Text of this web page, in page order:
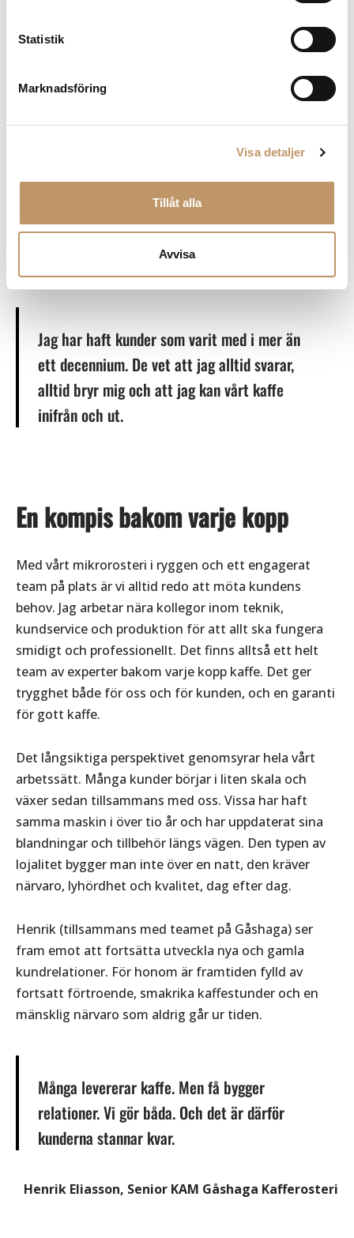
Statistik
Marknadsföring
Visa detaljer
Tillåt alla
Avvisa
anställda, eller att anpassa bönblandningen till en
butik med mycket take away. Visionen är alltid
densamma – att skapa en bättre kaffeupplevelse
(som överträffar kundens förväntan).
genom förändringar och i takt med kundens
utveckling. Vi rostar vårt eget kaffe i små partier,
anpassar varje maskin efter den specifika
bönblandningen och ser till att servicen fungerar
sömlöst. Kunden får inte bara kaffe – de får en hel
Jag har haft kunder som varit med i mer än
ett decennium. De vet att jag alltid svarar,
alltid bryr mig och att jag kan vårt kaffe
inifrån och ut.
En kompis bakom varje kopp
Med vårt mikrorosteri i ryggen och ett engagerat
team på plats är vi alltid redo att möta kundens
behov. Jag arbetar nära kollegor inom teknik,
kundservice och produktion för att allt ska fungera
smidigt och professionellt. Det finns alltså ett helt
team av experter bakom varje kopp kaffe. Det ger
trygghet både för oss och för kunden, och en garanti
för gott kaffe.
Det långsiktiga perspektivet genomsyrar hela vårt
arbetssätt. Många kunder börjar i liten skala och
växer sedan tillsammans med oss. Vissa har haft
samma maskin i över tio år och har uppdaterat sina
blandningar och tillbehör längs vägen. Den typen av
lojalitet bygger man inte över en natt, den kräver
närvaro, lyhördhet och kvalitet, dag efter dag.
Henrik (tillsammans med teamet på Gåshaga) ser
fram emot att fortsätta utveckla nya och gamla
kundrelationer. För honom är framtiden fylld av
fortsatt förtroende, smakrika kaffestunder och en
mänsklig närvaro som aldrig går ur tiden.
Många levererar kaffe. Men få bygger
relationer. Vi gör båda. Och det är därför
kunderna stannar kvar.
Henrik Eliasson, Senior KAM Gåshaga Kafferosteri